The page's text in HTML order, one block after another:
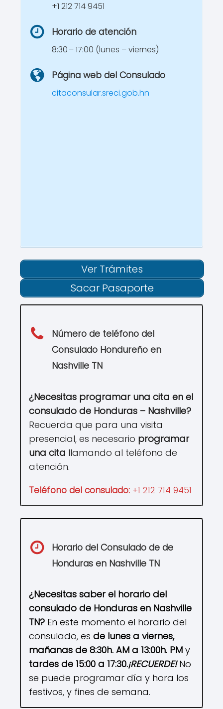
+1 212 714 9451
Horario de atención
8:30 – 17:00 (lunes – viernes)
Página web del Consulado
citaconsular.sreci.gob.hn
Ver Trámites
Sacar Pasaporte
Número de teléfono del
Consulado Hondureño en
Nashville TN
¿Necesitas programar una cita en el
consulado de Honduras – Nashville?
Recuerda que para una visita
presencial, es necesario programar
una cita llamando al teléfono de
atención.
Teléfono del consulado: +1 212 714 9451
Horario del Consulado de de
Honduras en Nashville TN
¿Necesitas saber el horario del
consulado de Honduras en Nashville
TN? En este momento el horario del
consulado, es de lunes a viernes,
mañanas de 8:30h. AM a 13:00h. PM y
tardes de 15:00 a 17:30.¡RECUERDE!No
se puede programar día y hora los
festivos, y fines de semana.